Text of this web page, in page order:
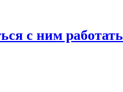
с ним работать